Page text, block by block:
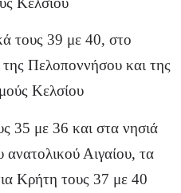
τους 39 με 40, στο
Πελοποννήσου και της
Κελσίου
35 με 36 και στα νησιά
ανατολικού Αιγαίου, τα
Κρήτη τους 37 με 40